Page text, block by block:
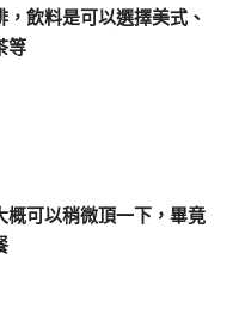
飲料是可以選擇美式、
等
概可以稍微頂一下，畢竟